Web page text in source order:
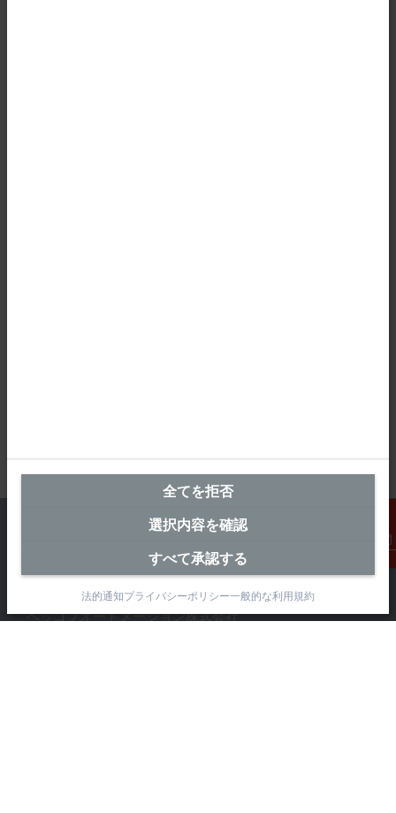
横浜オフィス（本社）
ベッコフオートメーション株式会社
全てを拒否
選択内容を確認
すべて承認する
法的通知プライバシーポリシー一般的な利用規約